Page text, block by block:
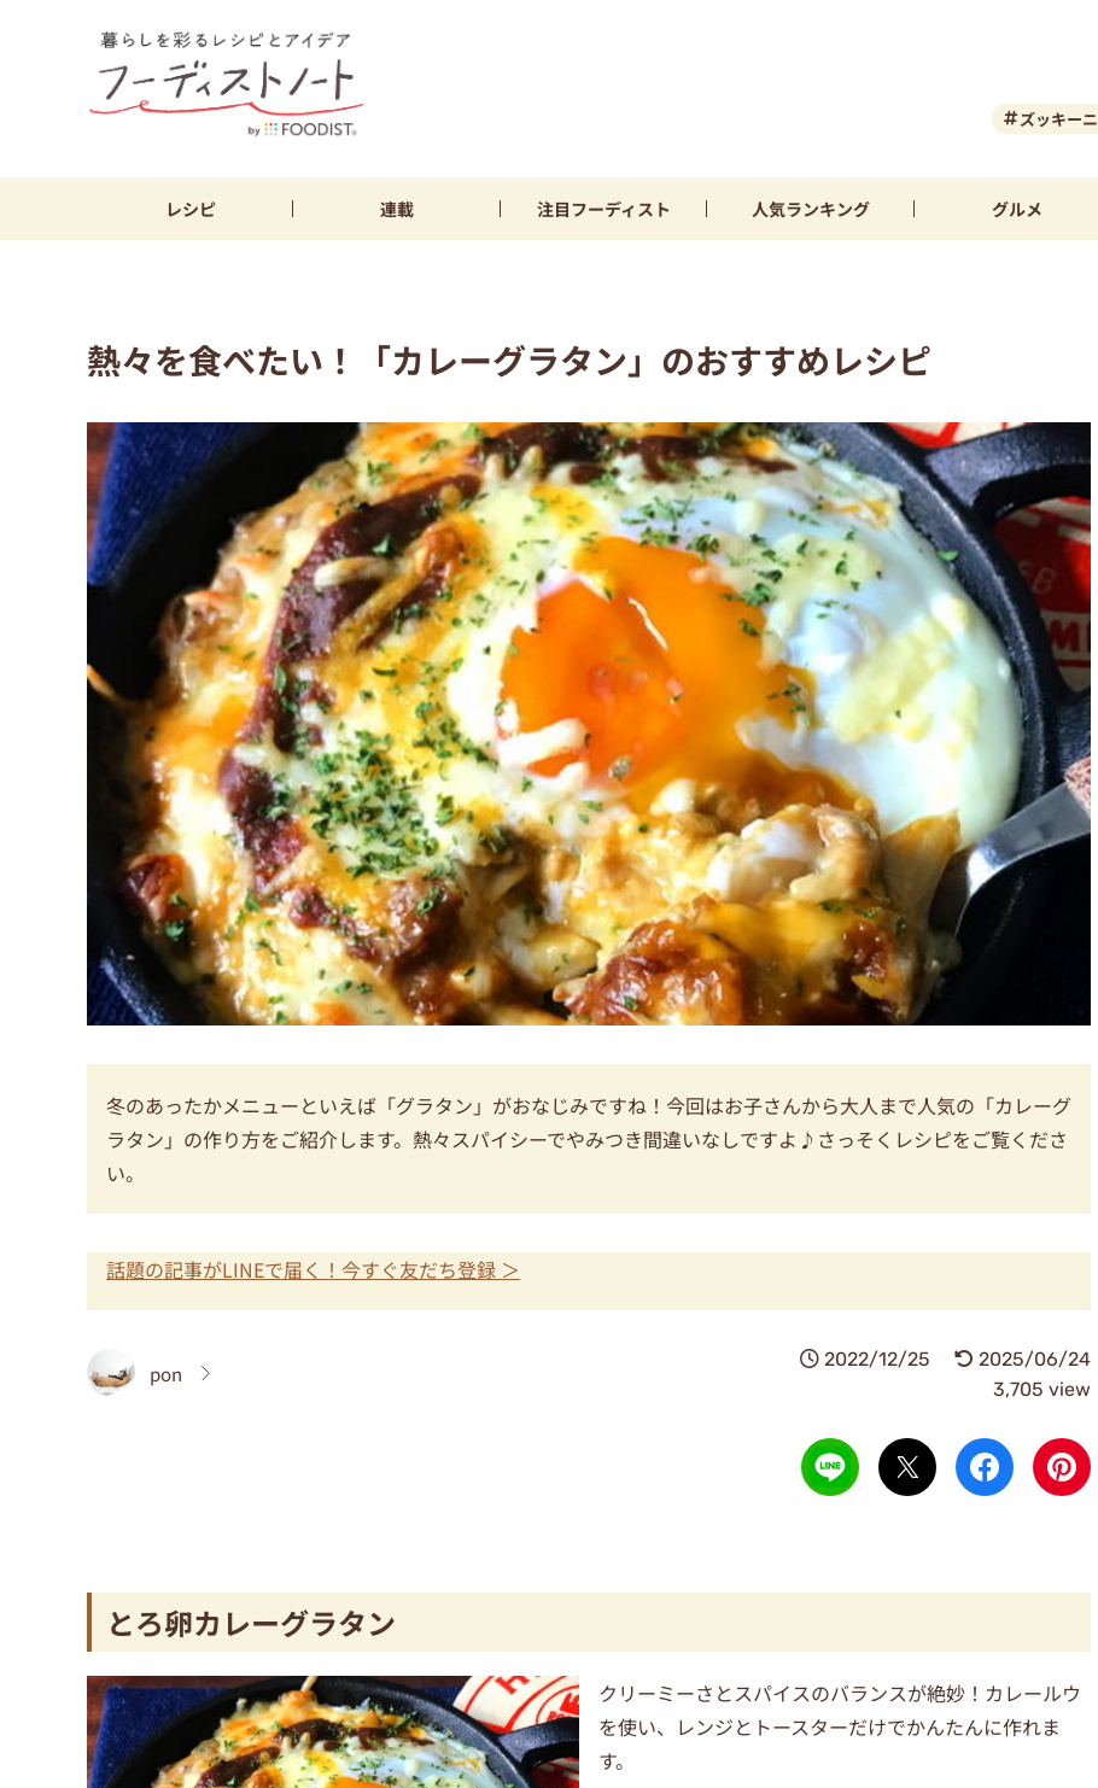
ズッキーニ
レシピ 連載 注目フーディスト 人気ランキング グルメ
熱々を食べたい！「カレーグラタン」のおすすめレシピ
冬のあったかメニューといえば「グラタン」がおなじみですね！今回はお子さんから大人まで人気の「カレーグ
ラタン」の作り方をご紹介します。熱々スパイシーでやみつき間違いなしですよ♪さっそくレシピをご覧くださ
い。
話題の記事がLINEで届く！今すぐ友だち登録 ＞
pon
2022/12/25
2025/06/24
3,705 view
とろ卵カレーグラタン
クリーミーさとスパイスのバランスが絶妙！カレールウ
を使い、レンジとトースターだけでかんたんに作れま
す。